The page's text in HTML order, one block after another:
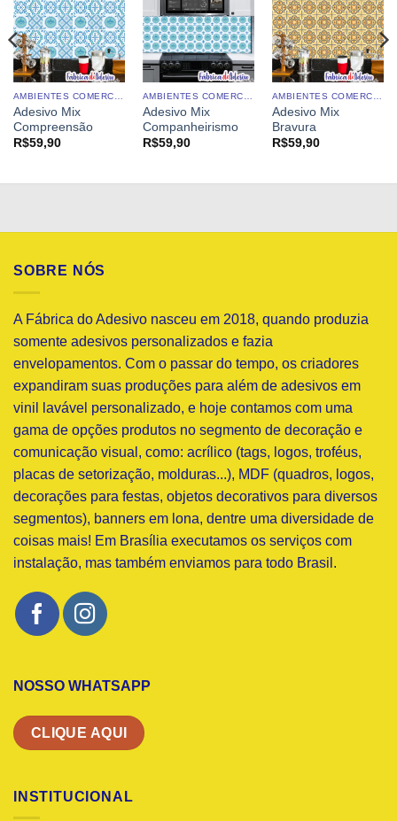
AMBIENTES COMERCIAIS
Adesivo Mix
Compreensão
R$59,90
AMBIENTES COMERCIAIS
Adesivo Mix
Companheirismo
R$59,90
AMBIENTES COMERCIAIS
Adesivo Mix
Bravura
R$59,90
SOBRE NÓS
A Fábrica do Adesivo nasceu em 2018, quando produzia
somente adesivos personalizados e fazia
envelopamentos. Com o passar do tempo, os criadores
expandiram suas produções para além de adesivos em
vinil lavável personalizado, e hoje contamos com uma
gama de opções produtos no segmento de decoração e
comunicação visual, como: acrílico (tags, logos, troféus,
placas de setorização, molduras...), MDF (quadros, logos,
decorações para festas, objetos decorativos para diversos
segmentos), banners em lona, dentre uma diversidade de
coisas mais! Em Brasília executamos os serviços com
instalação, mas também enviamos para todo Brasil.
NOSSO WHATSAPP
CLIQUE AQUI
INSTITUCIONAL